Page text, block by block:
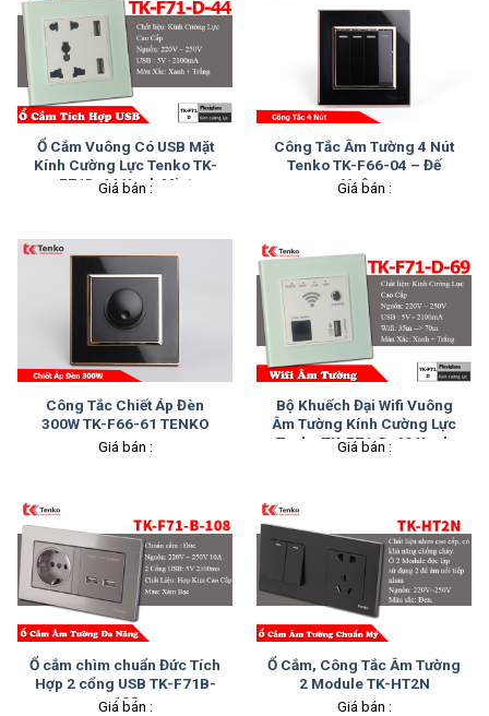
Ổ Cắm Vuông Có USB Mặt
Kính Cường Lực Tenko TK-
F71D-44 Xanh Mint
Giá bán :
Công Tắc Âm Tường 4 Nút
Tenko TK-F66-04 – Đế
Vuông
Giá bán :
Công Tắc Chiết Áp Đèn
300W TK-F66-61 TENKO
Giá bán :
Bộ Khuếch Đại Wifi Vuông
Âm Tường Kính Cường Lực
Tenko TK-F71-D-69 Xanh
Giá bán :
Ổ cắm chìm chuẩn Đức Tích
Hợp 2 cổng USB TK-F71B-
108
Giá bán :
Ổ Cắm, Công Tắc Âm Tường
2 Module TK-HT2N
Giá bán :